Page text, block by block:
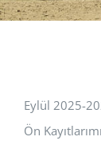
Eylül 2025-
Ön